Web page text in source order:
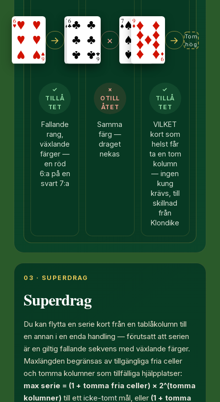
→
✓
TILLÅ
TET
Fallande
rang,
växlande
färger —
en röd
6:a på en
svart 7:a
×
×
OTILL
ÅTET
Samma
färg —
draget
nekas
→
Tom
hög
✓
TILLÅ
TET
VILKET
kort som
helst får
ta en tom
kolumn
— ingen
kung
krävs, till
skillnad
från
Klondike
03 · SUPERDRAG
Superdrag
Du kan flytta en serie kort från en tablåkolumn till
en annan i en enda handling — förutsatt att serien
är en giltig fallande sekvens med växlande färger.
Maxlängden begränsas av tillgängliga fria celler
och tomma kolumner som tillfälliga hjälpplatser:
max serie = (1 + tomma fria celler) × 2^(tomma
kolumner) till etticke-tomt mål, eller (1 + tomma